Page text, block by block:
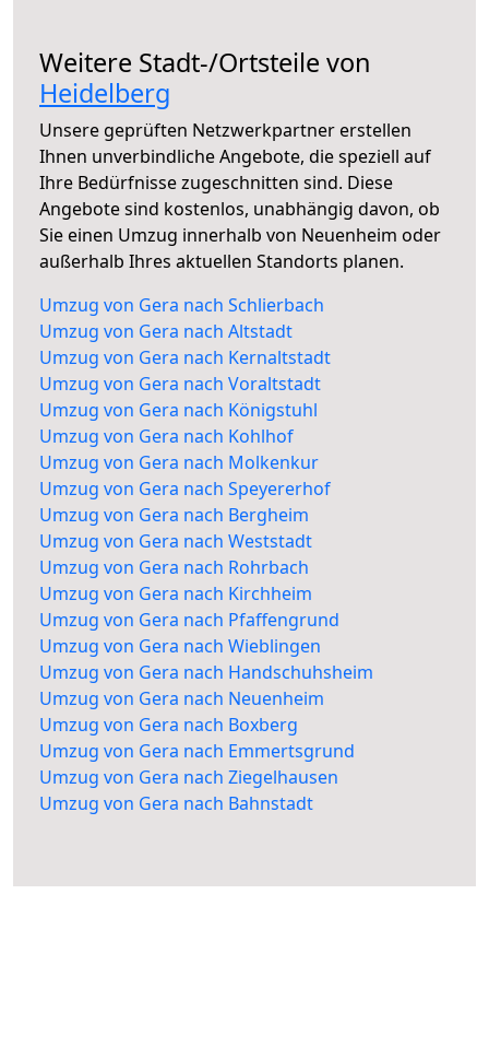
Weitere Stadt-/Ortsteile von
Heidelberg
Unsere geprüften Netzwerkpartner erstellen
Ihnen unverbindliche Angebote, die speziell auf
Ihre Bedürfnisse zugeschnitten sind. Diese
Angebote sind kostenlos, unabhängig davon, ob
Sie einen Umzug innerhalb von Neuenheim oder
außerhalb Ihres aktuellen Standorts planen.
Umzug von Gera nach Schlierbach
Umzug von Gera nach Altstadt
Umzug von Gera nach Kernaltstadt
Umzug von Gera nach Voraltstadt
Umzug von Gera nach Königstuhl
Umzug von Gera nach Kohlhof
Umzug von Gera nach Molkenkur
Umzug von Gera nach Speyererhof
Umzug von Gera nach Bergheim
Umzug von Gera nach Weststadt
Umzug von Gera nach Rohrbach
Umzug von Gera nach Kirchheim
Umzug von Gera nach Pfaffengrund
Umzug von Gera nach Wieblingen
Umzug von Gera nach Handschuhsheim
Umzug von Gera nach Neuenheim
Umzug von Gera nach Boxberg
Umzug von Gera nach Emmertsgrund
Umzug von Gera nach Ziegelhausen
Umzug von Gera nach Bahnstadt